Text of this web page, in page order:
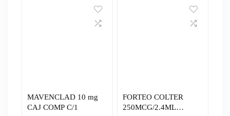
MAVENCLAD 10 mg
CAJ COMP C/1
FORTEO COLTER
250MCG/2.4ML